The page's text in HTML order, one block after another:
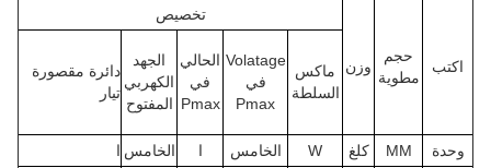
اكتب
حجم
مطوية
وزن
تخصيص
ماكس
السلطة
Volatage
في
Pmax
الحالي
في
Pmax
الجهد
الكهربي
المفتوح
دائرة مقصورة
تيار
وحدة MM كلغ W الخامس ا الخامس ا